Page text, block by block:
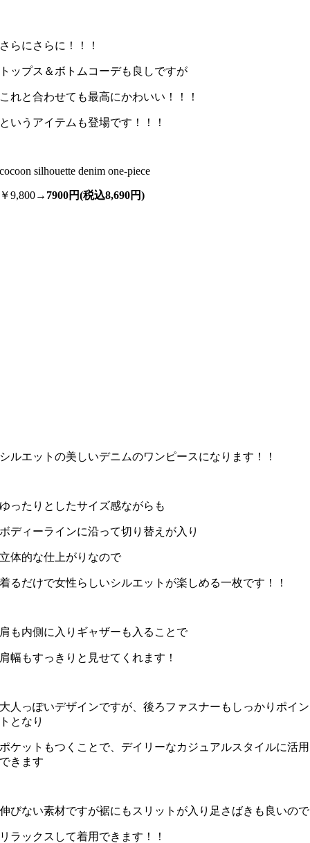
さらにさらに！！！
トップス＆ボトムコーデも良しですが
これと合わせても最高にかわいい！！！
というアイテムも登場です！！！
cocoon silhouette denim one-piece
￥9,800→ 7900円(税込8,690円)
シルエットの美しいデニムのワンピースになります！！
ゆったりとしたサイズ感ながらも
ボディーラインに沿って切り替えが入り
立体的な仕上がりなので
着るだけで女性らしいシルエットが楽しめる一枚です！！
肩も内側に入りギャザーも入ることで
肩幅もすっきりと見せてくれます！
大人っぽいデザインですが、後ろファスナーもしっかりポイン
トとなり
ポケットもつくことで、デイリーなカジュアルスタイルに活用
できます
伸びない素材ですが裾にもスリットが入り足さばきも良いので
リラックスして着用できます！！